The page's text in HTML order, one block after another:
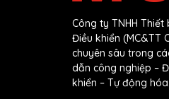
Documents
Ordering
I-8092F-G CR
Công ty TNHH
Điều khiển (MC&TT
chuyên sâu trong
dẫn công nghiệp –
khiển – Tự động hóa.